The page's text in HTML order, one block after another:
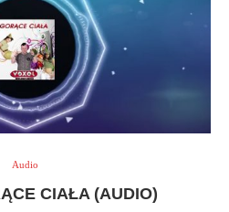
Audio
CIAŁA (AUDIO)